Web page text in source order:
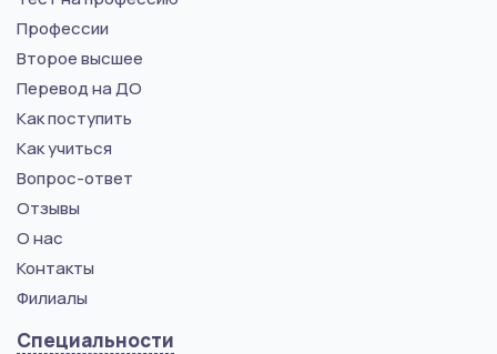
Профессии
Второе высшее
Перевод на ДО
Как поступить
Как учиться
Вопрос-ответ
Отзывы
О нас
Контакты
Филиалы
Специальности